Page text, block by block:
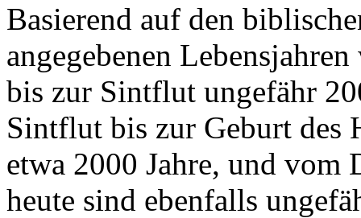
Basierend auf den
angegebenen
bis zur Sintflut ungefähr
Sintflut bis zur Geburt des
etwa 2000 Jahre, und vom
heute sind ebenfalls